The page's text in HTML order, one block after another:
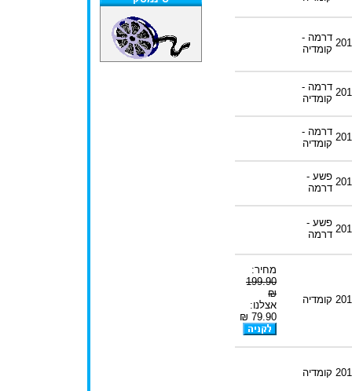
דרמה -
קומדיה
דרמה -
קומדיה
דרמה -
קומדיה
פשע -
דרמה
פשע -
דרמה
קומדיה
מחיר:
199.90
₪
אצלנו:
79.90 ₪
קומדיה